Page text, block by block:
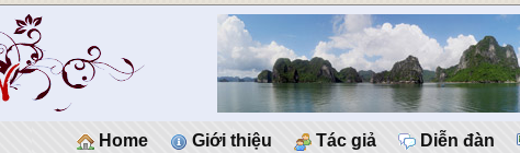
Home Giới thiệu Tác giả Diễn đàn